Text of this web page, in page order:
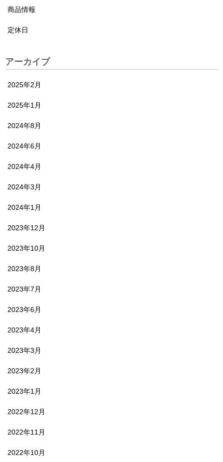
商品情報
定休日
アーカイブ
2025年2月
2025年1月
2024年8月
2024年6月
2024年4月
2024年3月
2024年1月
2023年12月
2023年10月
2023年8月
2023年7月
2023年6月
2023年4月
2023年3月
2023年2月
2023年1月
2022年12月
2022年11月
2022年10月